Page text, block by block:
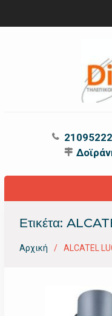
Ετικέτα:
Αρχική ALCATEL